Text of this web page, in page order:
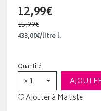
12,99€
15,99€
433,00€/litrel.
Quantité
× 1
Ajouter à Ma liste